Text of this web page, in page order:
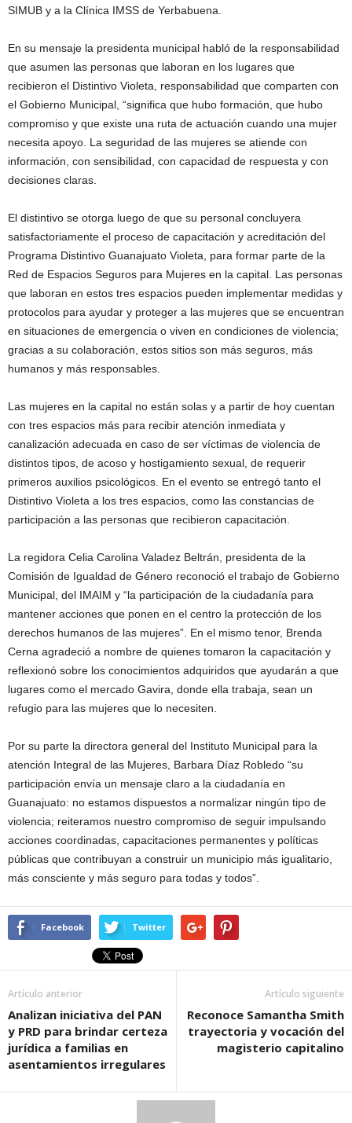
SIMUB y a la Clínica IMSS de Yerbabuena.
En su mensaje la presidenta municipal habló de la responsabilidad
que asumen las personas que laboran en los lugares que
recibieron el Distintivo Violeta, responsabilidad que comparten con
el Gobierno Municipal, “significa que hubo formación, que hubo
compromiso y que existe una ruta de actuación cuando una mujer
necesita apoyo. La seguridad de las mujeres se atiende con
información, con sensibilidad, con capacidad de respuesta y con
decisiones claras.
El distintivo se otorga luego de que su personal concluyera
satisfactoriamente el proceso de capacitación y acreditación del
Programa Distintivo Guanajuato Violeta, para formar parte de la
Red de Espacios Seguros para Mujeres en la capital. Las personas
que laboran en estos tres espacios pueden implementar medidas y
protocolos para ayudar y proteger a las mujeres que se encuentran
en situaciones de emergencia o viven en condiciones de violencia;
gracias a su colaboración, estos sitios son más seguros, más
humanos y más responsables.
Las mujeres en la capital no están solas y a partir de hoy cuentan
con tres espacios más para recibir atención inmediata y
canalización adecuada en caso de ser víctimas de violencia de
distintos tipos, de acoso y hostigamiento sexual, de requerir
primeros auxilios psicológicos. En el evento se entregó tanto el
Distintivo Violeta a los tres espacios, como las constancias de
participación a las personas que recibieron capacitación.
La regidora Celia Carolina Valadez Beltrán, presidenta de la
Comisión de Igualdad de Género reconoció el trabajo de Gobierno
Municipal, del IMAIM y “la participación de la ciudadanía para
mantener acciones que ponen en el centro la protección de los
derechos humanos de las mujeres”. En el mismo tenor, Brenda
Cerna agradeció a nombre de quienes tomaron la capacitación y
reflexionó sobre los conocimientos adquiridos que ayudarán a que
lugares como el mercado Gavira, donde ella trabaja, sean un
refugio para las mujeres que lo necesiten.
Por su parte la directora general del Instituto Municipal para la
atención Integral de las Mujeres, Barbara Díaz Robledo “su
participación envía un mensaje claro a la ciudadanía en
Guanajuato: no estamos dispuestos a normalizar ningún tipo de
violencia; reiteramos nuestro compromiso de seguir impulsando
acciones coordinadas, capacitaciones permanentes y políticas
públicas que contribuyan a construir un municipio más igualitario,
más consciente y más seguro para todas y todos”.
Facebook Twitter
Artículo anterior
Analizan iniciativa del PAN
y PRD para brindar certeza
jurídica a familias en
asentamientos irregulares
Artículo siguiente
Reconoce Samantha Smith
trayectoria y vocación del
magisterio capitalino